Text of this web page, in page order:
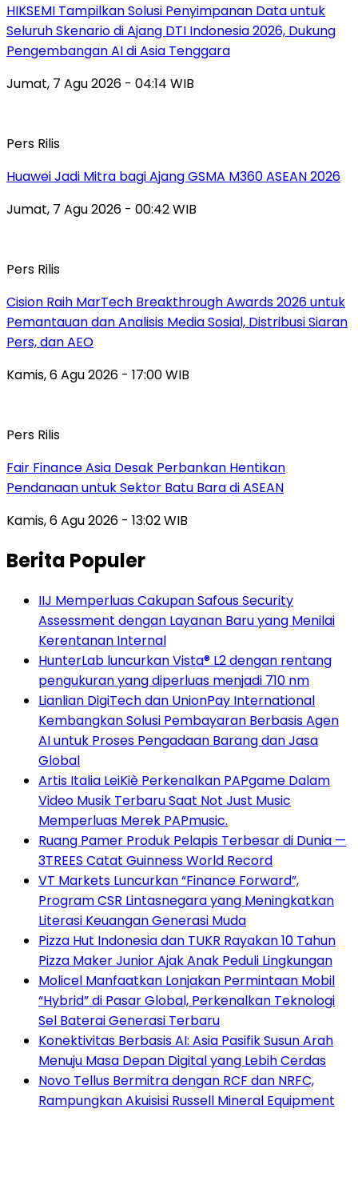
HIKSEMI Tampilkan Solusi Penyimpanan Data untuk
Seluruh Skenario di Ajang DTI Indonesia 2026, Dukung
Pengembangan AI di Asia Tenggara
Jumat, 7 Agu 2026 - 04:14 WIB
Pers Rilis
Huawei Jadi Mitra bagi Ajang GSMA M360 ASEAN 2026
Jumat, 7 Agu 2026 - 00:42 WIB
Pers Rilis
Cision Raih MarTech Breakthrough Awards 2026 untuk
Pemantauan dan Analisis Media Sosial, Distribusi Siaran
Pers, dan AEO
Kamis, 6 Agu 2026 - 17:00 WIB
Pers Rilis
Fair Finance Asia Desak Perbankan Hentikan
Pendanaan untuk Sektor Batu Bara di ASEAN
Kamis, 6 Agu 2026 - 13:02 WIB
Berita Populer
IIJ Memperluas Cakupan Safous Security
Assessment dengan Layanan Baru yang Menilai
Kerentanan Internal
HunterLab luncurkan Vista® L2 dengan rentang
pengukuran yang diperluas menjadi 710 nm
Lianlian DigiTech dan UnionPay International
Kembangkan Solusi Pembayaran Berbasis Agen
AI untuk Proses Pengadaan Barang dan Jasa
Global
Artis Italia LeiKiè Perkenalkan PAPgame Dalam
Video Musik Terbaru Saat Not Just Music
Memperluas Merek PAPmusic.
Ruang Pamer Produk Pelapis Terbesar di Dunia —
3TREES Catat Guinness World Record
VT Markets Luncurkan “Finance Forward”,
Program CSR Lintasnegara yang Meningkatkan
Literasi Keuangan Generasi Muda
Pizza Hut Indonesia dan TUKR Rayakan 10 Tahun
Pizza Maker Junior Ajak Anak Peduli Lingkungan
Molicel Manfaatkan Lonjakan Permintaan Mobil
“Hybrid” di Pasar Global, Perkenalkan Teknologi
Sel Baterai Generasi Terbaru
Konektivitas Berbasis AI: Asia Pasifik Susun Arah
Menuju Masa Depan Digital yang Lebih Cerdas
Novo Tellus Bermitra dengan RCF dan NRFC,
Rampungkan Akuisisi Russell Mineral Equipment